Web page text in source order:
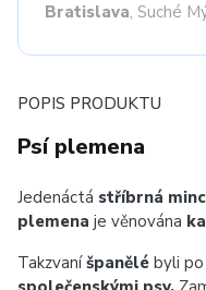
Bratislava, Suché
POPIS PRODUKTU
Psí plemena
Jedenáctá stříbrná
plemena je věnována
Takzvaníšpanělé byli